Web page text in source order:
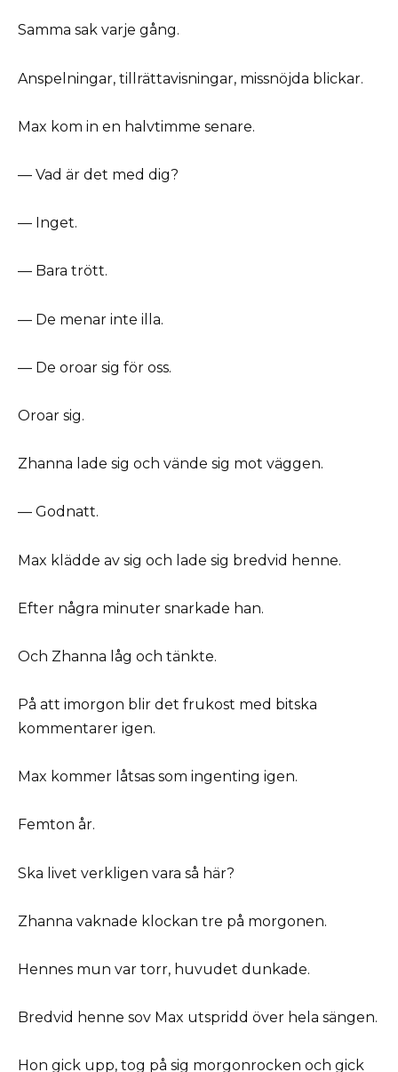
Samma sak varje gång.
Anspelningar, tillrättavisningar, missnöjda blickar.
Max kom in en halvtimme senare.
— Vad är det med dig?
— Inget.
— Bara trött.
— De menar inte illa.
— De oroar sig för oss.
Oroar sig.
Zhanna lade sig och vände sig mot väggen.
— Godnatt.
Max klädde av sig och lade sig bredvid henne.
Efter några minuter snarkade han.
Och Zhanna låg och tänkte.
På att imorgon blir det frukost med bitska
kommentarer igen.
Max kommer låtsas som ingenting igen.
Femton år.
Ska livet verkligen vara så här?
Zhanna vaknade klockan tre på morgonen.
Hennes mun var torr, huvudet dunkade.
Bredvid henne sov Max utspridd över hela sängen.
Hon gick upp, tog på sig morgonrocken och gick